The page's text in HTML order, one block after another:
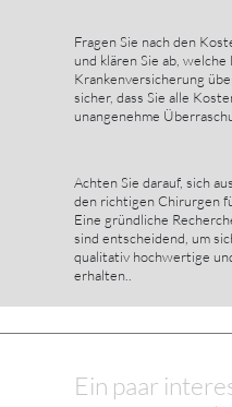
Fragen Sie nach den
und klären Sie ab,
Krankenversicherung
sicher, dass Sie alle
unangenehme
Achten Sie darauf, sich
den richtigen Chirurgen
Eine gründliche
sind entscheidend, um
qualitativ hochwertige
erhalten..
Ein paar